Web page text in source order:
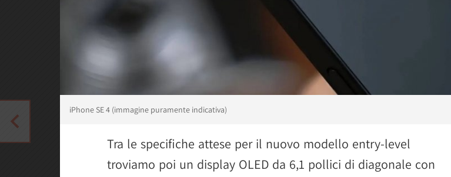
iPhone SE 4 (immagine puramente indicativa)
Tra le specifiche attese per il nuovo modello entry-level
troviamo poi un display OLED da 6,1 pollici di diagonale con